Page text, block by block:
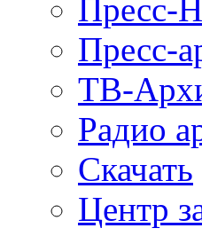
Пресс-
Пресс-
ТВ-
Радио
Скачать
Центр